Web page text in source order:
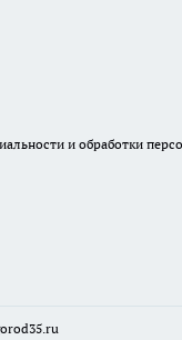
и обработки
u